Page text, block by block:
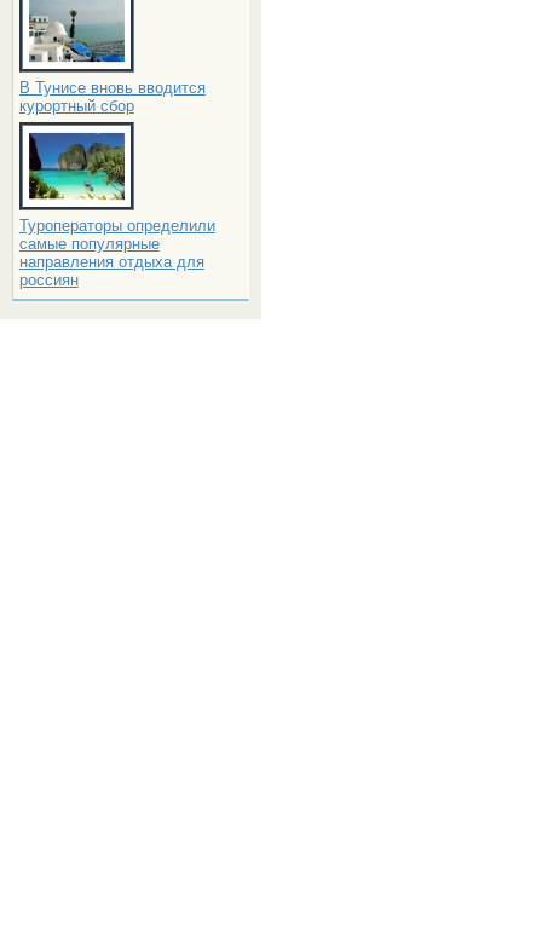
В Тунисе вновь вводится
курортный сбор
Туроператоры определили
самые популярные
направления отдыха для
россиян